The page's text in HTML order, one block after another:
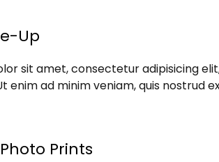
Up
sit amet, consectetur adipisicing
enim ad minim veniam, quis nostrud
Prints